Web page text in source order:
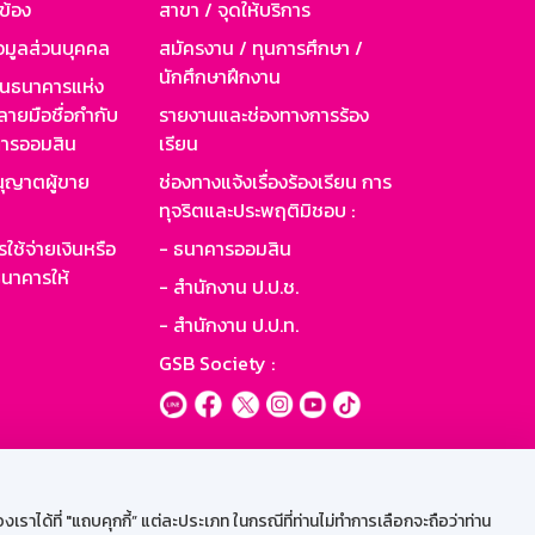
ได้ที่ "แถบคุกกี้” แต่ละประเภท ในกรณีที่ท่านไม่ทำการเลือกจะถือว่าท่าน
อง
มูลส่วนบุคคล
นาคารแห่ง
ายมือชื่อกำกับ
รออมสิน
ญาตผู้ขาย
ช้จ่ายเงินหรือ
คารให้
สาขา / จุดให้บริการ
สมัครงาน / ทุนการศึกษา /
นักศึกษาฝึกงาน
รายงานและช่องทางการร้อง
เรียน
ช่องทางแจ้งเรื่องร้องเรียน การ
ทุจริตและประพฤติมิชอบ :
- ธนาคารออมสิน
- สำนักงาน ป.ป.ช.
- สำนักงาน ป.ป.ท.
GSB Society :